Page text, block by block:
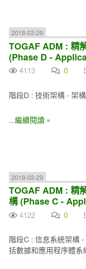
2018-03-29
TOGAF ADM : 精
(Phase D -
4113 0
階段D : 技術架構 - 架
...繼續閱讀 »
2018-03-29
TOGAF ADM : 精
構 (Phase C -
4122 0
階段C : 信息系統架構
括數據和應用程序體系